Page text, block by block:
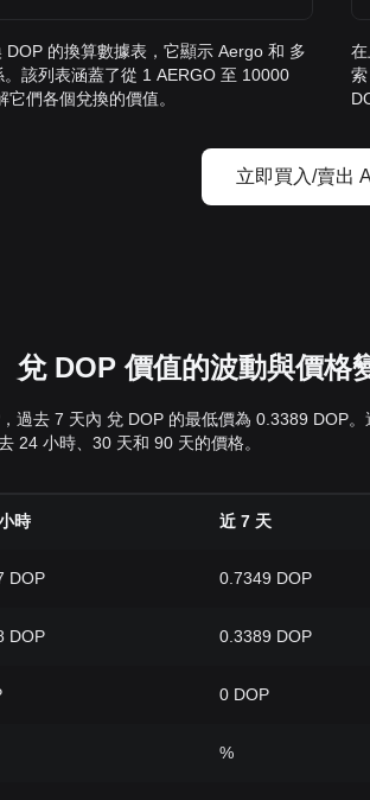
的換算數據表，它顯示 Aergo 和 多
該列表涵蓋了從 1 AERGO 至 10000
們各個兌換的價值。
立即買入/賣出
兌 DOP 價值的波動與價格
過去 7 天內 兌 DOP 的最低價為 0.3389 DOP
24 小時、30 天和 90 天的價格。
時 近 7 天
DOP 0.7349 DOP
DOP 0.3389 DOP
0 DOP
%